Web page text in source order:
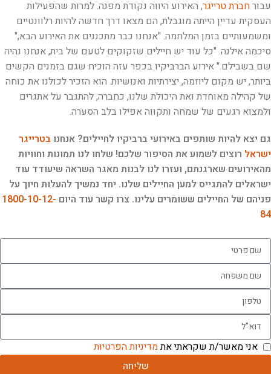
עבורחברת טרייגר, האירוע היווה נקודת מפנה. למרות שהפעילות
העסקית עדיין הייתה מוגבלת, הם מצאו דרך חדשה להיות רלוונטיים
ומשמעותיים בזמן המלחמה. "אנחנו כבר מתכננים את האירוע הבא,"
סיכמה אילנה. "כל עוד יש חיילים שזקוקים לטעם של בית, אנחנו נהיה
שם בשבילם." אירוע הברביקיו בכפר עזה הוכיח שגם בזמנים הקשים
ביותר, יש מקום ליוזמה, יצירתיות ואנושיות. הוא הזכיר לכולנו את כוחה
של קהילה מאוחדת ואת היכולת שלנו, כחברה, להתגבר על אתגרים
ולמצוא רגעים של שמחה ותקווה אפילו בלב הסערה.
גם יצא להיות שותפים באירועי ברביקיו לחיילים? אנחנו בטרייגר
ישראל רוצים לשמוע את הסיפור שלכם! שלחו לנו תמונות וחוויות
מהאירועים שארגנתם, ועזרו לנו לבנות מאגר השראה שיעודד עוד
ישראלים להתגייס למען החיילים שלנו. יחד נמשיך להעלות חיוך על
פניהם של החיילים ששומרים עלינו. צרו קשר עוד היום 1800-10-12-
84
אני מאשר/ת שקראתי אתמדיניות הפרטיות
שליחה